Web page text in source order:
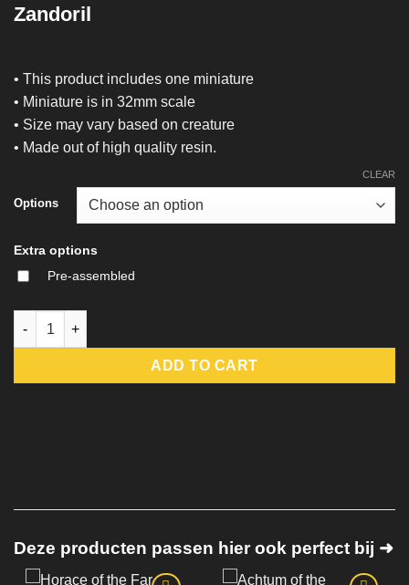
Zandoril
• This product includes one miniature
• Miniature is in 32mm scale
• Size may vary based on creature
• Made out of high quality resin.
Options
CLEAR
Extra options
Pre-assembled
Dragonborn Drakewarden Ranger - Zandoril - DM-Stash
ADD TO CART
Deze producten passen hier ook perfect bij ➜